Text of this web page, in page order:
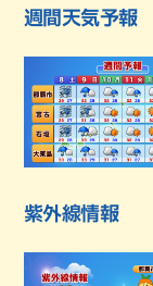
週間天気予報
紫外線情報